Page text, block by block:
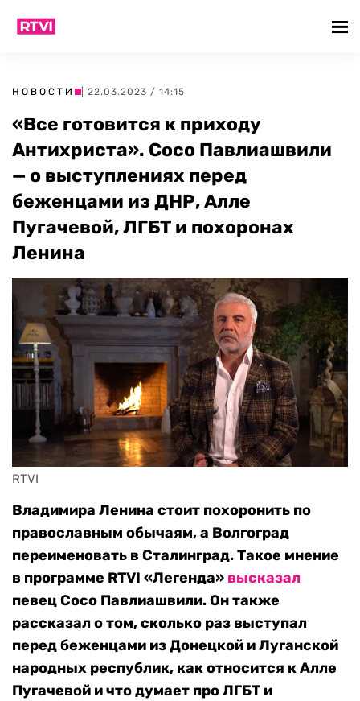
НОВОСТИ | 22.03.2023 / 14:15
«Все готовится к приходу
Антихриста». Сосо Павлиашвили
— о выступлениях перед
беженцами из ДНР, Алле
Пугачевой, ЛГБТ и похоронах
Ленина
RTVI
Владимира Ленина стоит похоронить по
православным обычаям, а Волгоград
переименовать в Сталинград. Такое мнение
в программе RTVI «Легенда» высказал
певец Сосо Павлиашвили. Он также
рассказал о том, сколько раз выступал
перед беженцами из Донецкой и Луганской
народных республик, как относится к Алле
Пугачевой и что думает про ЛГБТ и